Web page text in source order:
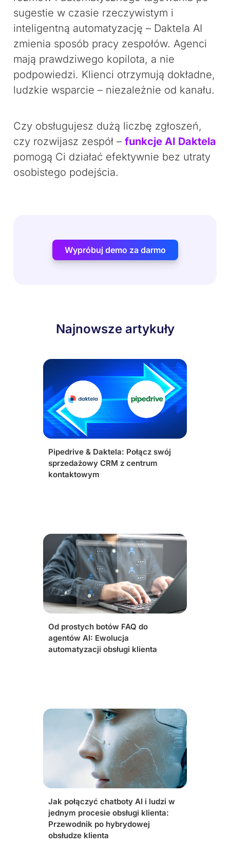
sugestie w czasie rzeczywistym i
inteligentną automatyzację – Daktela AI
zmienia sposób pracy zespołów. Agenci
mają prawdziwego kopilota, a nie
podpowiedzi. Klienci otrzymują dokładne,
ludzkie wsparcie – niezależnie od kanału.
Czy obsługujesz dużą liczbę zgłoszeń,
czy rozwijasz zespół –funkcje AI Daktela
pomogą Ci działać efektywnie bez utraty
osobistego podejścia.
Wypróbuj demo za darmo
Najnowsze artykuły
Pipedrive & Daktela: Połącz swój
sprzedażowy CRM z centrum
kontaktowym
Od prostych botów FAQ do
agentów AI: Ewolucja
automatyzacji obsługi klienta
Jak połączyć chatboty AI i ludzi w
jednym procesie obsługi klienta:
Przewodnik po hybrydowej
obsłudze klienta